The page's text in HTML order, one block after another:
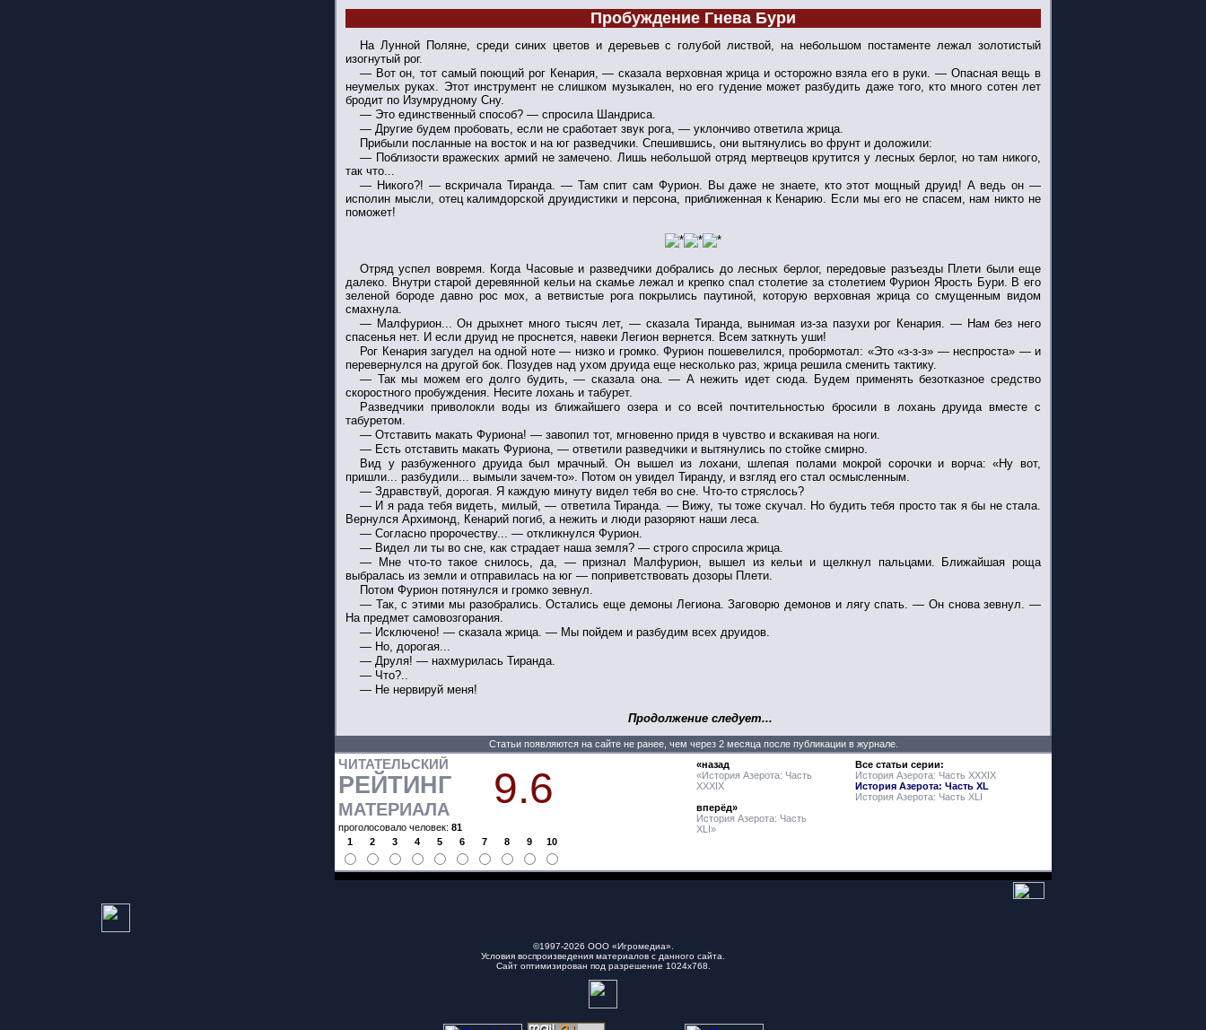
Пробуждение Гнева Бури
На Лунной Поляне, среди синих цветов и деревьев с голубой листвой, на небольшом постаменте лежал золотистый
изогнутый рог.
— Вот он, тот самый поющий рог Кенария, — сказала верховная жрица и осторожно взяла его в руки. — Опасная вещь в
неумелых руках. Этот инструмент не слишком музыкален, но его гудение может разбудить даже того, кто много сотен лет
бродит по Изумрудному Сну.
— Это единственный способ? — спросила Шандриса.
— Другие будем пробовать, если не сработает звук рога, — уклончиво ответила жрица.
Прибыли посланные на восток и на юг разведчики. Спешившись, они вытянулись во фрунт и доложили:
— Поблизости вражеских армий не замечено. Лишь небольшой отряд мертвецов крутится у лесных берлог, но там никого,
так что...
— Никого?! — вскричала Тиранда. — Там спит сам Фурион. Вы даже не знаете, кто этот мощный друид! А ведь он —
исполин мысли, отец калимдорской друидистики и персона, приближенная к Кенарию. Если мы его не спасем, нам никто не
поможет!
Отряд успел вовремя. Когда Часовые и разведчики добрались до лесных берлог, передовые разъезды Плети были еще
далеко. Внутри старой деревянной кельи на скамье лежал и крепко спал столетие за столетием Фурион Ярость Бури. В его
зеленой бороде давно рос мох, а ветвистые рога покрылись паутиной, которую верховная жрица со смущенным видом
смахнула.
— Малфурион... Он дрыхнет много тысяч лет, — сказала Тиранда, вынимая из-за пазухи рог Кенария. — Нам без него
спасенья нет. И если друид не проснется, навеки Легион вернется. Всем заткнуть уши!
Рог Кенария загудел на одной ноте — низко и громко. Фурион пошевелился, пробормотал: «Это «з-з-з» — неспроста» — и
перевернулся на другой бок. Позудев над ухом друида еще несколько раз, жрица решила сменить тактику.
— Так мы можем его долго будить, — сказала она. — А нежить идет сюда. Будем применять безотказное средство
скоростного пробуждения. Несите лохань и табурет.
Разведчики приволокли воды из ближайшего озера и со всей почтительностью бросили в лохань друида вместе с
табуретом.
— Отставить макать Фуриона! — завопил тот, мгновенно придя в чувство и вскакивая на ноги.
— Есть отставить макать Фуриона, — ответили разведчики и вытянулись по стойке смирно.
Вид у разбуженного друида был мрачный. Он вышел из лохани, шлепая полами мокрой сорочки и ворча: «Ну вот,
пришли... разбудили... вымыли зачем-то». Потом он увидел Тиранду, и взгляд его стал осмысленным.
— Здравствуй, дорогая. Я каждую минуту видел тебя во сне. Что-то стряслось?
— И я рада тебя видеть, милый, — ответила Тиранда. — Вижу, ты тоже скучал. Но будить тебя просто так я бы не стала.
Вернулся Архимонд, Кенарий погиб, а нежить и люди разоряют наши леса.
— Согласно пророчеству... — откликнулся Фурион.
— Видел ли ты во сне, как страдает наша земля? — строго спросила жрица.
— Мне что-то такое снилось, да, — признал Малфурион, вышел из кельи и щелкнул пальцами. Ближайшая роща
выбралась из земли и отправилась на юг — поприветствовать дозоры Плети.
Потом Фурион потянулся и громко зевнул.
— Так, с этими мы разобрались. Остались еще демоны Легиона. Заговорю демонов и лягу спать. — Он снова зевнул. —
На предмет самовозгорания.
— Исключено! — сказала жрица. — Мы пойдем и разбудим всех друидов.
— Но, дорогая...
— Друля! — нахмурилась Тиранда.
— Что?..
— Не нервируй меня!
Продолжение следует...
Статьи появляются на сайте не ранее, чем через 2 месяца после публикации в журнале.
ЧИТАТЕЛЬСКИЙ
РЕЙТИНГ
МАТЕРИАЛА 9.6
проголосовало человек: 81
1
2 3 4 5 6 7 8 9 10
«назад
«История Азерота: Часть
XXXIX
вперёд»
История Азерота: Часть
XLI»
Все статьи серии:
История Азерота: Часть XXXIX
История Азерота: Часть XL
История Азерота: Часть XLI
©1997-2026 ООО «Игромедиа».
Условия воспроизведения материалов с данного сайта
Сайт оптимизирован под разрешение 1024х768.